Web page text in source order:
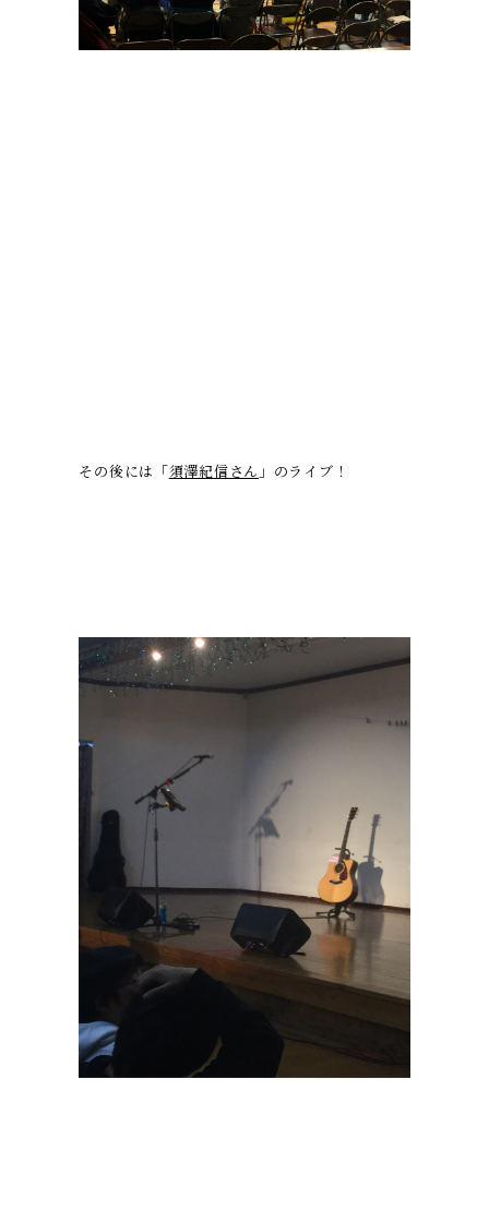
その後には「須澤紀信さん 」のライブ！